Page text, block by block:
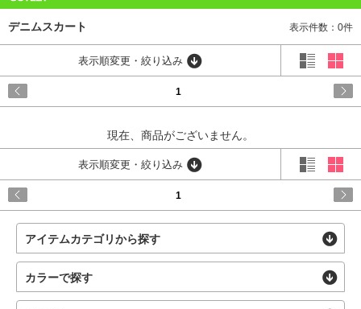
販｜INGNI
STORE
デニムスカート 表示件数：0件
表示順変更・絞り込み
1
現在、商品がございません。
表示順変更・絞り込み
1
アイテムカテゴリから探す
カラーで探す